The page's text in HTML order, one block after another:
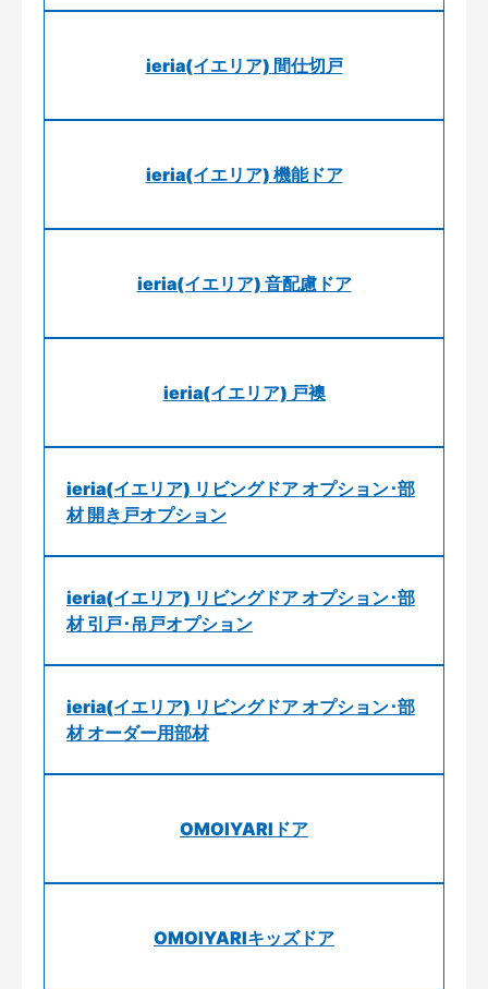
ieria(イエリア) 間仕切戸
ieria(イエリア) 機能ドア
ieria(イエリア) 音配慮ドア
ieria(イエリア) 戸襖
ieria(イエリア) リビングドア オプション･部
材 開き戸オプション
ieria(イエリア) リビングドア オプション･部
材 引戸･吊戸オプション
ieria(イエリア) リビングドア オプション･部
材 オーダー用部材
OMOIYARIドア
OMOIYARIキッズドア